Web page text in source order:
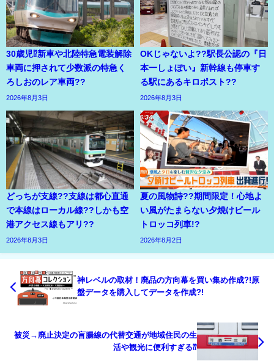
30歳児⁉新車や北陸特急電装解除
車両に押されて少数派の特急く
ろしおのレア車両??
2026年8月3日
OKじゃないよ??駅長公認の『日
本一しょぼい』新幹線も停車す
る駅にあるキロポスト??
2026年8月3日
どっちが支線??支線は都心直通
で本線はローカル線??しかも空
港アクセス線もアリ??
2026年8月3日
夏の風物詩??期間限定！心地よ
い風がたまらない夕焼けビール
トロッコ列車!?
2026年8月2日
神レベルの取材！廃品の方向幕を買い集め作成?!原
盤データを購入してデータを作成?!
被災→廃止決定の盲腸線の代替交通が地域住民の生
活や観光に便利すぎる⁇